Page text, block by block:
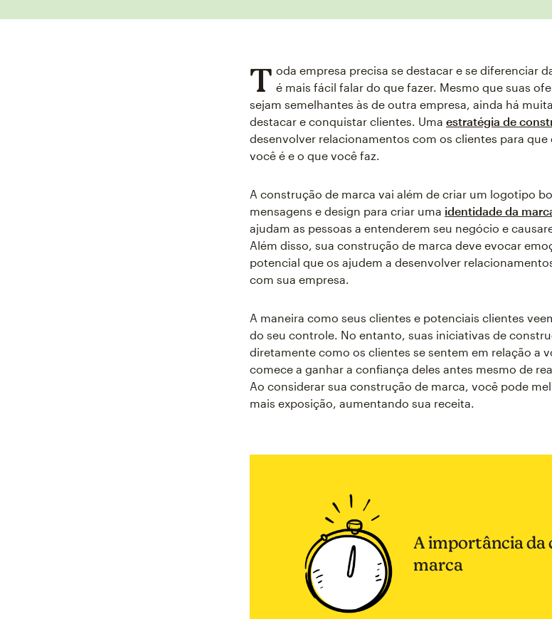
T oda empresa precisa se destacar e se diferenciar
é mais fácil falar do que fazer. Mesmo que suas
sejam semelhantes às de outra empresa, ainda há
destacar e conquistar clientes. Uma estratégia de
desenvolver relacionamentos com os clientes para que
você é e o que você faz.
A construção de marca vai além de criar um logotipo
mensagens e design para criar uma identidade da
ajudam as pessoas a entenderem seu negócio e
Além disso, sua construção de marca deve evocar
potencial que os ajudem a desenvolver
com sua empresa.
A maneira como seus clientes e potenciais clientes
do seu controle. No entanto, suas iniciativas de
diretamente como os clientes se sentem em relação a
comece a ganhar a confiança deles antes mesmo de
Ao considerar sua construção de marca, você pode
mais exposição, aumentando sua receita.
A importância da
marca